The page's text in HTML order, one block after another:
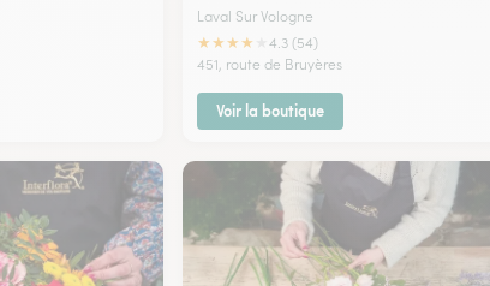
Laval Sur Vologne
★★★★
4.3 (54)
451, route de Bruyères
Voir la boutique